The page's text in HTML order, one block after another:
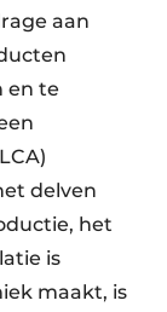
aan
en te
delven
het
is
maakt, is